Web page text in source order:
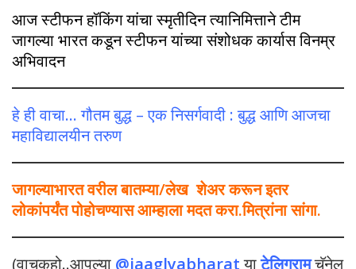
आज स्टीफन हॉकिंग यांचा स्मृतीदिन त्यानिमित्ताने टीम
जागल्या भारत कडून स्टीफन यांच्या संशोधक कार्यास विनम्र
अभिवादन
हे ही वाचा… गौतम बुद्ध – एक निसर्गवादी : बुद्ध आणि आजचा
महाविद्यालयीन तरुण
जागल्याभारत वरील बातम्या/लेख शेअर करून इतर
लोकांपर्यंत पोहोचण्यास आम्हाला मदत करा.मित्रांना सांगा.
(वाचकहो..आपल्या @jaaglyabharat याटेलिग्रामचॅनेल